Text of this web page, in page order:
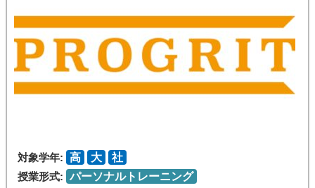
対象学年: 高 大
社
授業形式: パーソナルトレーニング